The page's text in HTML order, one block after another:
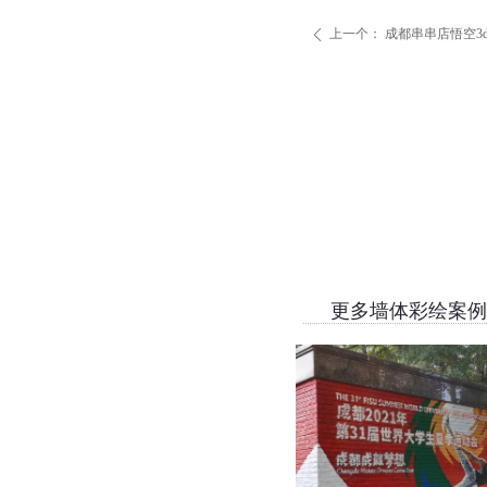
ꄴ 上一个： 成都串串店悟空
更多墙体彩绘案例